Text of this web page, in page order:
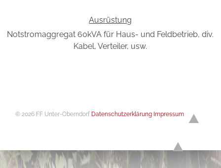
Ausrüstung
Notstromaggregat 60kVA für Haus- und Feldbetrieb, div.
Kabel, Verteiler, usw.
© 2026 FF Unter-Oberndorf Datenschutzerklärung Impressum